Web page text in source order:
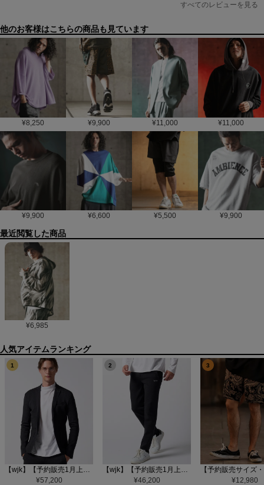
すべてのレビューを見る
他のお客様はこちらの商品も見ています
¥8,250 ¥9,900 ¥11,000 ¥11,000
¥9,900 ¥6,600 ¥5,500 ¥9,900
最近閲覧した商品
¥6,985
1
【wjk】【予約販売1月上旬～中旬入荷】function knit jacket(jacquard check) ニットジャケット(207 mw08j)
¥57,200
2
【wjk】【予約販売1月上旬～中旬入荷】function knit easy slacks(jacquard check) ニットイージーパンツ(504 mw08j)
¥46,200
3
¥12,980